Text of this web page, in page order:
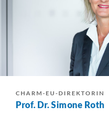
CHARM-EU-DIREKTORIN
Prof. Dr. Simone Roth